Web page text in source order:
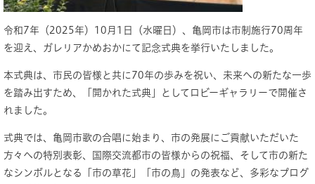
​令和7年（2025年）10月1日（水曜日）、亀岡市は市制施行70周年
を迎え、ガレリアかめおかにて記念式典を挙行いたしました。
本式典は、市民の皆様と共に70年の歩みを祝い、未来への新たな一歩
を踏み出すため、「開かれた式典」としてロビーギャラリーで開催さ
れました。
式典では、亀岡市歌の合唱に始まり、市の発展にご貢献いただいた
方々への特別表彰、国際交流都市の皆様からの祝福、そして市の新た
なシンボルとなる「市の草花」「市の鳥」の発表など、多彩なプログ